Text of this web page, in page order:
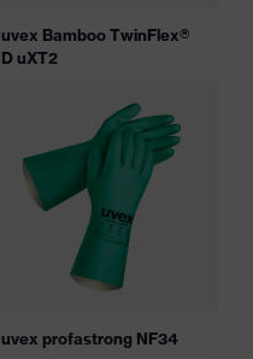
uvex Bamboo TwinFlex®
D uXT2
uvex profastrong NF34